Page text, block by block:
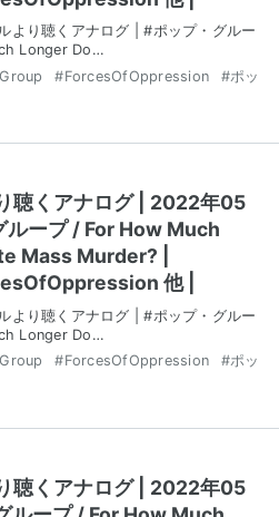
より聴くアナログ | #ポップ・グルー
Longer Do…
#ForcesOfOppression #ポッ
聴くアナログ | 2022年05
ループ / For How Much
Mass Murder? |
他 |
より聴くアナログ | #ポップ・グルー
Longer Do…
#ForcesOfOppression #ポッ
聴くアナログ | 2022年05